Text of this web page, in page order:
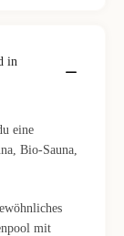
in
eine
Bio-Sauna,
mit